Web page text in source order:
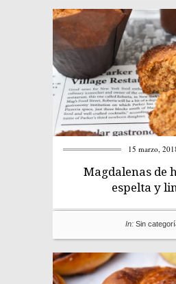
15 marzo,
Magdalenas de
espelta y
In: Sin